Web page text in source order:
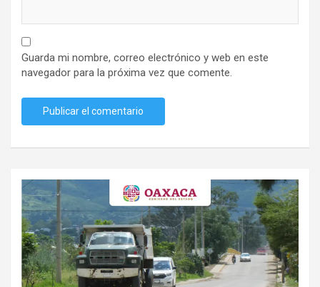
Guarda mi nombre, correo electrónico y web en este
navegador para la próxima vez que comente.